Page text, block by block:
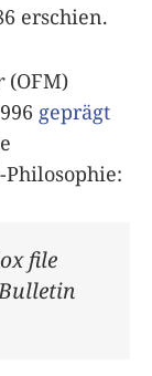
erschien.
(OFM)
geprägt
file